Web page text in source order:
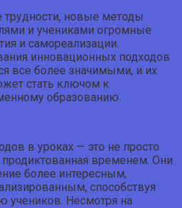
трудности, новые методы
и учениками огромные
и самореализации.
инновационных подходов
все более значимыми, и их
стать ключом к
образованию.
в уроках — это не просто
продиктованная временем. Они
более интересным,
способствуя
учеников. Несмотря на